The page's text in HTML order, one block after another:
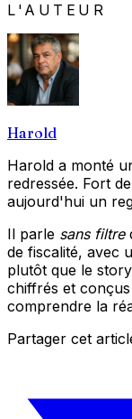
L'AUTEUR
Harold
Harold a monté
redressée. Fort
aujourd'hui un
Il parle sans filtre
de fiscalité, avec
plutôt que le
chiffrés et
comprendre la
Partager cet